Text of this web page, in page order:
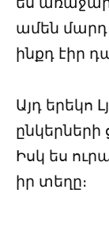
ամեն
ինքդ էիր
Այդ երեկո
ընկերների
Իսկ ես
իր տեղը։